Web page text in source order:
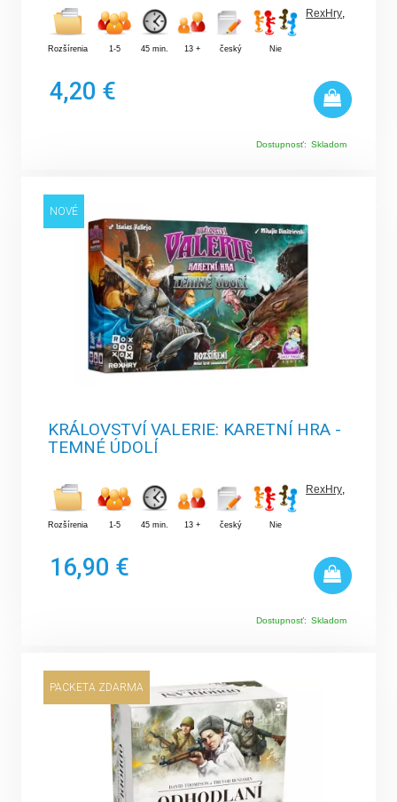
Rozšírenia 1-5 45 min. 13 + český Nie
RexHry
4,20 €
Dostupnosť: Skladom
NOVÉ
KRÁLOVSTVÍ VALERIE: KARETNÍ HRA -
TEMNÉ ÚDOLÍ
Rozšírenia 1-5 45 min. 13 + český Nie
RexHry,
16,90 €
Dostupnosť: Skladom
PACKETA ZDARMA